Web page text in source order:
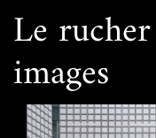
Le
images